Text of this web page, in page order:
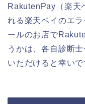
RakutenPay（楽天
れる楽天ペイのエ
ールのお店で
うかは、各自診断
いただけると幸いで